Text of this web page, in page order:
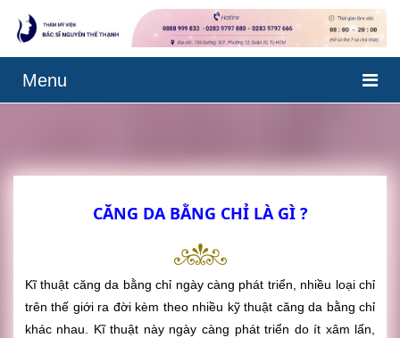
Menu
CĂNG DA BẰNG CHỈ LÀ GÌ ?
Kĩ thuật căng da bằng chỉ ngày càng phát triển, nhiều loại chỉ
trên thế giới ra đời kèm theo nhiều kỹ thuật căng da bằng chỉ
khác nhau. Kĩ thuật này ngày càng phát triển do ít xâm lấn,